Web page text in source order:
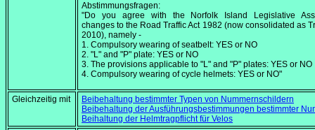
Abstimmungsfragen:
"Do you agree with the Norfolk Island Legislative
changes to the Road Traffic Act 1982 (now consolidated as
2010), namely -
1. Compulsory wearing of seatbelt: YES or NO
2. "L" and "P" plate: YES or NO
3. The provisions applicable to "L" and "P" plates: YES or NO
4. Compulsory wearing of cycle helmets: YES or NO"
Gleichzeitig mit
Beibehaltung bestimmter Typen von Nummernschildern
Beibehaltung der Ausführungsbestimmungen bestimmter
Beihaltung der Helmtragpflicht für Velos